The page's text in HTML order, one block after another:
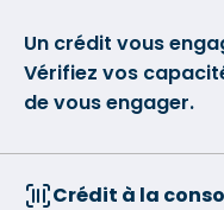
Un crédit vous
Vérifiez vos
de vous engager.
Crédit à la